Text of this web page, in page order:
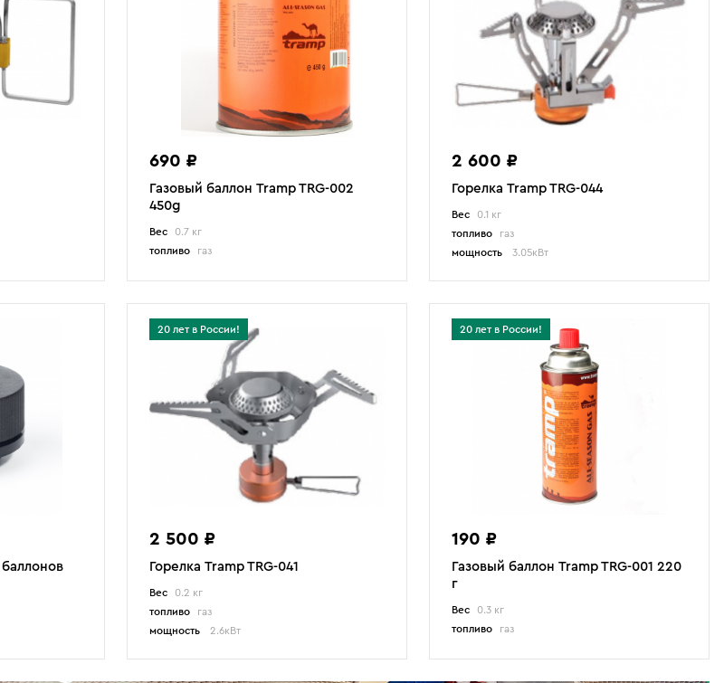
690 ₽
Газовый баллон Tramp TRG-002
450g
Вес
0.7 кг
топливо
газ
2 600 ₽
Горелка Tramp TRG-044
Вес
0.1 кг
топливо
газ
мощность
3.05кВт
20 лет в России!
2 500 ₽
Горелка Tramp TRG-041
Вес
0.2 кг
топливо
газ
мощность
2.6кВт
20 лет в России!
190 ₽
Газовый баллон Tramp TRG-001 220
г
Вес
0.3 кг
топливо
газ